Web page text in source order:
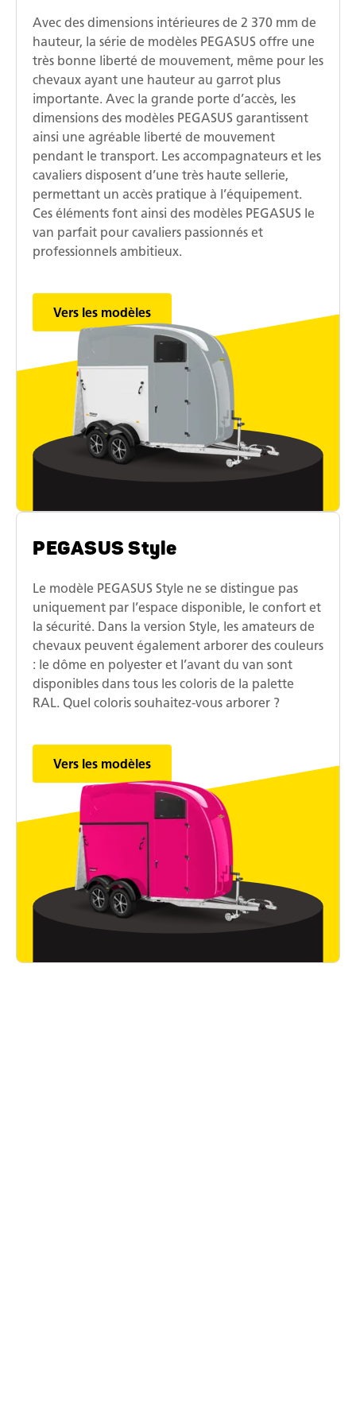
Avec des dimensions intérieures de 2 370 mm de
hauteur, la série de modèles PEGASUS offre une
très bonne liberté de mouvement, même pour les
chevaux ayant une hauteur au garrot plus
importante. Avec la grande porte d’accès, les
dimensions des modèles PEGASUS garantissent
ainsi une agréable liberté de mouvement
pendant le transport. Les accompagnateurs et les
cavaliers disposent d’une très haute sellerie,
permettant un accès pratique à l’équipement.
Ces éléments font ainsi des modèles PEGASUS le
van parfait pour cavaliers passionnés et
professionnels ambitieux.
Vers les modèles
PEGASUS Style
Le modèle PEGASUS Style ne se distingue pas
uniquement par l’espace disponible, le confort et
la sécurité. Dans la version Style, les amateurs de
chevaux peuvent également arborer des couleurs
: le dôme en polyester et l’avant du van sont
disponibles dans tous les coloris de la palette
RAL. Quel coloris souhaitez-vous arborer ?
Vers les modèles